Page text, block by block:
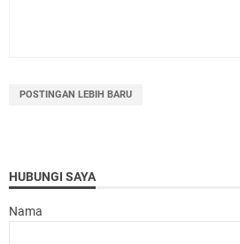
POSTINGAN LEBIH BARU
HUBUNGI SAYA
Nama